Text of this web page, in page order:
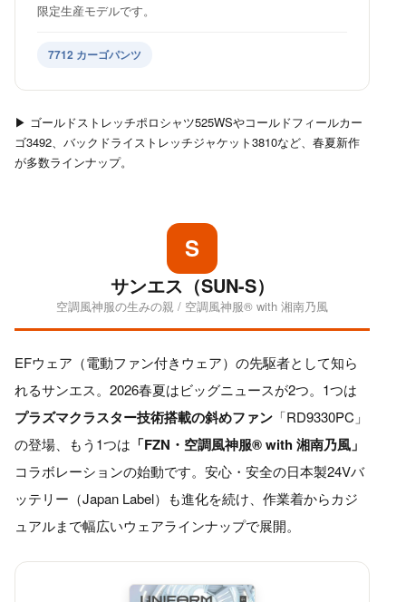
限定生産モデルです。
7712 カーゴパンツ
▶ ゴールドストレッチポロシャツ525WSやコールドフィールカー
ゴ3492、バックドライストレッチジャケット3810など、春夏新作
が多数ラインナップ。
S
サンエス（SUN-S）
空調風神服の生みの親 / 空調風神服® with 湘南乃風
EFウェア（電動ファン付きウェア）の先駆者として知ら
れるサンエス。2026春夏はビッグニュースが2つ。1つは
プラズマクラスター技術搭載の斜めファン 「RD9330PC」
の登場、もう1つは 「FZN・空調風神服® with 湘南乃風」
コラボレーションの始動です。安心・安全の日本製24Vバ
ッテリー（Japan Label）も進化を続け、作業着からカジ
ュアルまで幅広いウェアラインナップで展開。